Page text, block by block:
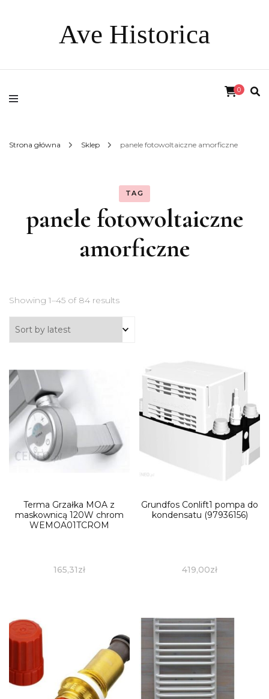
Ave Historica
0
Strona główna Sklep panele fotowoltaiczne amorficzne
TAG
panele fotowoltaiczne
amorficzne
Showing 1–45 of 84 results
Terma Grzałka MOA z
maskownicą 120W chrom
WEMOA01TCROM
165,31zł
Grundfos Conlift1 pompa do
kondensatu (97936156)
419,00zł